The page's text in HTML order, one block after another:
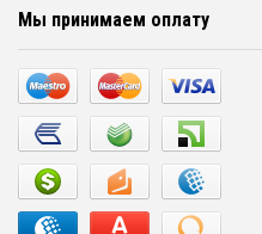
Мы принимаем оплату